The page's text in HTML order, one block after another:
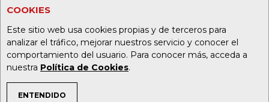
COOKIES
Este sitio web usa cookies propias y de terceros para
analizar el tráfico, mejorar nuestros servicio y conocer el
comportamiento del usuario. Para conocer más, acceda a
nuestra Política de Cookies.
ENTENDIDO